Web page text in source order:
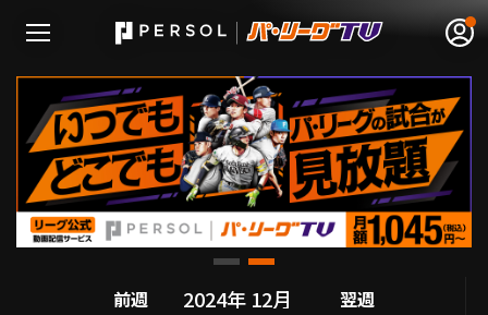
無料アカウント登録 ログイン
HOME
前週 翌週